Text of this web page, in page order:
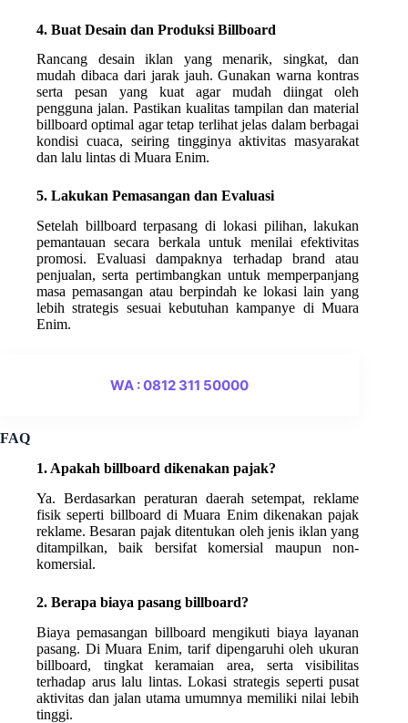
4. Buat Desain dan Produksi Billboard
Rancang desain iklan yang menarik, singkat, dan
mudah dibaca dari jarak jauh. Gunakan warna kontras
serta pesan yang kuat agar mudah diingat oleh
pengguna jalan. Pastikan kualitas tampilan dan material
billboard optimal agar tetap terlihat jelas dalam berbagai
kondisi cuaca, seiring tingginya aktivitas masyarakat
dan lalu lintas di Muara Enim.
5. Lakukan Pemasangan dan Evaluasi
Setelah billboard terpasang di lokasi pilihan, lakukan
pemantauan secara berkala untuk menilai efektivitas
promosi. Evaluasi dampaknya terhadap brand atau
penjualan, serta pertimbangkan untuk memperpanjang
masa pemasangan atau berpindah ke lokasi lain yang
lebih strategis sesuai kebutuhan kampanye di Muara
Enim.
WA : 0812 311 50000
FAQ
1. Apakah billboard dikenakan pajak?
Ya. Berdasarkan peraturan daerah setempat, reklame
fisik seperti billboard di Muara Enim dikenakan pajak
reklame. Besaran pajak ditentukan oleh jenis iklan yang
ditampilkan, baik bersifat komersial maupun non-
komersial.
2. Berapa biaya pasang billboard?
Biaya pemasangan billboard mengikuti biaya layanan
pasang. Di Muara Enim, tarif dipengaruhi oleh ukuran
billboard, tingkat keramaian area, serta visibilitas
terhadap arus lalu lintas. Lokasi strategis seperti pusat
aktivitas dan jalan utama umumnya memiliki nilai lebih
tinggi.